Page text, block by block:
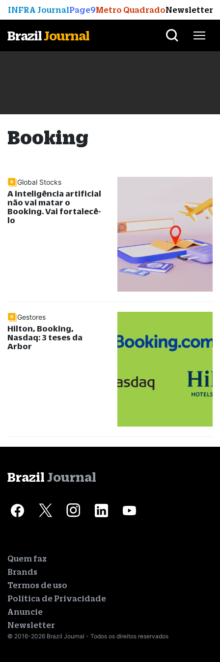
INFRA JournalPage9Metro QuadradoNewsletter
BrazilJournal
Booking
Global Stocks
A inteligência artificial
não vai matar o
Booking. Vai fortalecê-
lo
Gestores
Hilton, Booking,
Nasdaq: 3 teses da
Arbor
Brazil Journal
Quem faz
Brands
Termos de uso
Política de Privacidade
Anuncie
Newsletter
© 2016-2026 Brazil Journal - Todos os direitos reservados